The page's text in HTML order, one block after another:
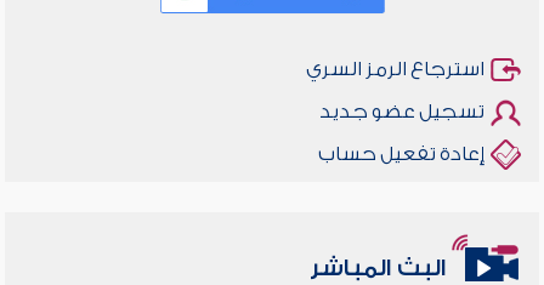
استرجاع الرمز السري
تسجيل عضو جديد
إعادة تفعيل حساب
البث المباشر